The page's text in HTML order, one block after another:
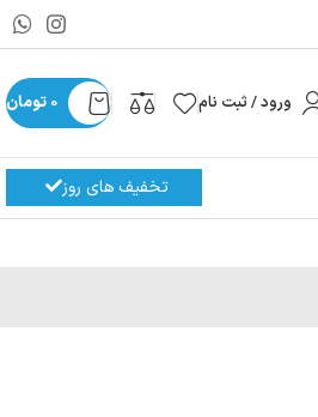
ورود / ثبت نام 0 تومان
تخفیف های روز